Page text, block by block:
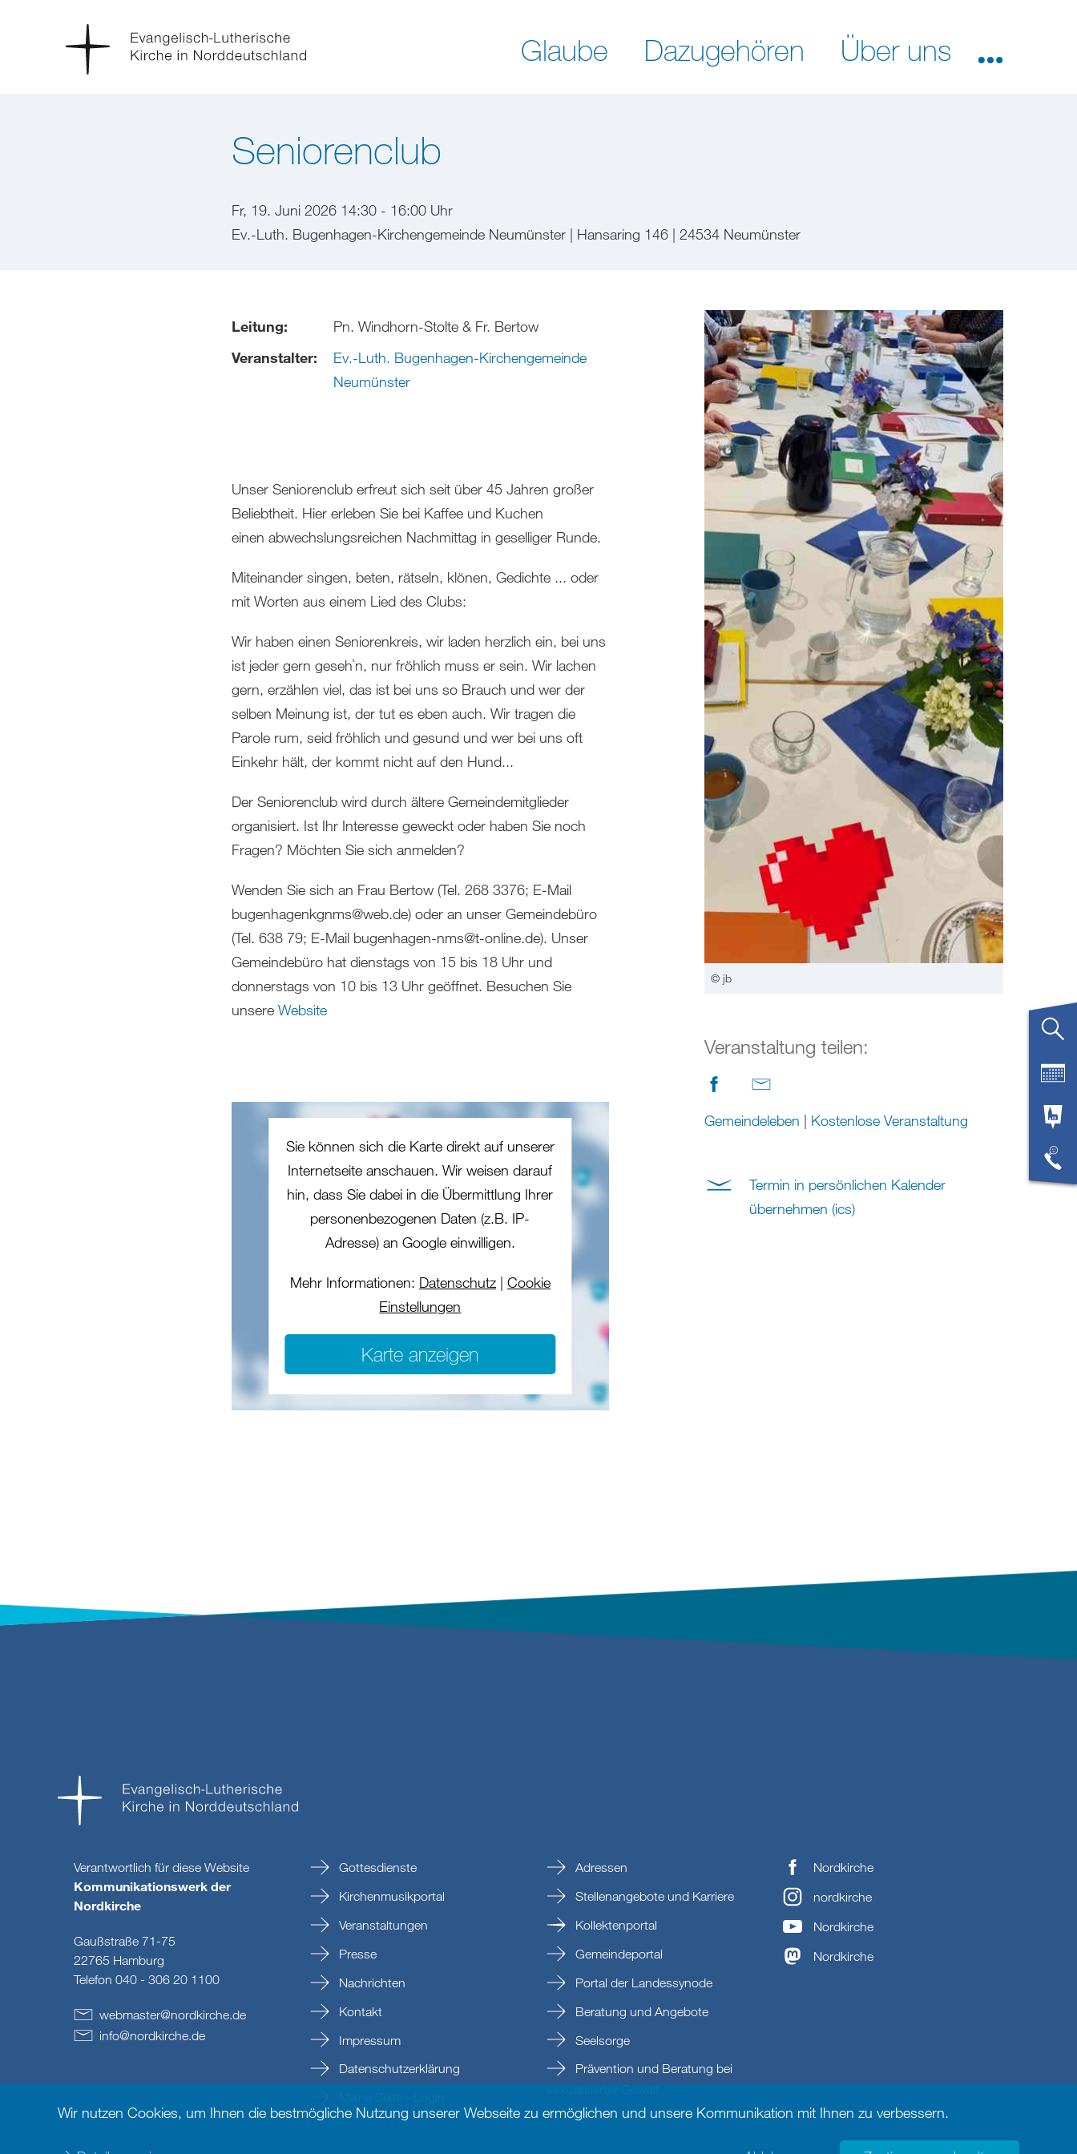
Glaube Dazugehören Über uns
Seniorenclub
Fr, 19. Juni 2026 14:30 - 16:00 Uhr
Ev.-Luth. Bugenhagen-Kirchengemeinde Neumünster | Hansaring 146 | 24534 Neumünster
Leitung:
Pn. Windhorn-Stolte & Fr. Bertow
Veranstalter:
Ev.-Luth. Bugenhagen-Kirchengemeinde
Neumünster
Unser Seniorenclub erfreut sich seit über 45 Jahren großer
Beliebtheit. Hier erleben Sie bei Kaffee und Kuchen
einen abwechslungsreichen Nachmittag in geselliger Runde.
Miteinander singen, beten, rätseln, klönen, Gedichte ... oder
mit Worten aus einem Lied des Clubs:
Wir haben einen Seniorenkreis, wir laden herzlich ein, bei uns
ist jeder gern geseh`n, nur fröhlich muss er sein. Wir lachen
gern, erzählen viel, das ist bei uns so Brauch und wer der
selben Meinung ist, der tut es eben auch. Wir tragen die
Parole rum, seid fröhlich und gesund und wer bei uns oft
Einkehr hält, der kommt nicht auf den Hund...
Der Seniorenclub wird durch ältere Gemeindemitglieder
organisiert. Ist Ihr Interesse geweckt oder haben Sie noch
Fragen? Möchten Sie sich anmelden?
Wenden Sie sich an Frau Bertow (Tel. 268 3376; E-Mail
bugenhagenkgnms@web.de) oder an unser Gemeindebüro
(Tel. 638 79; E-Mail bugenhagen-nms@t-online.de). Unser
Gemeindebüro hat dienstags von 15 bis 18 Uhr und
donnerstags von 10 bis 13 Uhr geöffnet. Besuchen Sie
unsere Website
Sie können sich die Karte direkt auf unserer
Internetseite anschauen. Wir weisen darauf
hin, dass Sie dabei in die Übermittlung Ihrer
personenbezogenen Daten (z.B. IP-
Adresse) an Google einwilligen.
Mehr Informationen: Datenschutz| Cookie
Einstellungen
Karte anzeigen
© jb
Veranstaltung teilen:
Gemeindeleben | Kostenlose Veranstaltung
Termin in persönlichen Kalender
übernehmen (ics)
Verantwortlich für diese Website
Kommunikationswerk der
Nordkirche
Gaußstraße 71-75
22765 Hamburg
Telefon 040 - 306 20 1100
webmaster@nordkirche.de
info@nordkirche.de
Gottesdienste
Kirchenmusikportal
Veranstaltungen
Presse
Nachrichten
Kontakt
Impressum
Datenschutzerklärung
Adressen
Stellenangebote und Karriere
Kollektenportal
Gemeindeportal
Portal der Landessynode
Beratung und Angebote
Seelsorge
Prävention und Beratung bei
sexualisierter Gewalt
Nordkirche
nordkirche
Nordkirche
Nordkirche
Wir nutzen Cookies, um Ihnen die bestmögliche Nutzung unserer Webseite zu ermöglichen und unsere Kommunikation mit Ihnen zu verbessern.